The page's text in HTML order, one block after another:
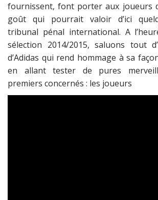
fournissent, font porter aux joueurs
goût qui pourrait valoir d’ici
tribunal pénal international. A
sélection 2014/2015, saluons tout
d’Adidas qui rend hommage à sa
en allant tester de pures
premiers concernés : les joueurs